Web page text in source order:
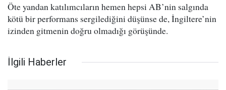
Öte yandan katılımcıların hemen hepsi AB’nin salgında
kötü bir performans sergilediğini düşünse de, İngiltere’nin
izinden gitmenin doğru olmadığı görüşünde.
İlgili Haberler